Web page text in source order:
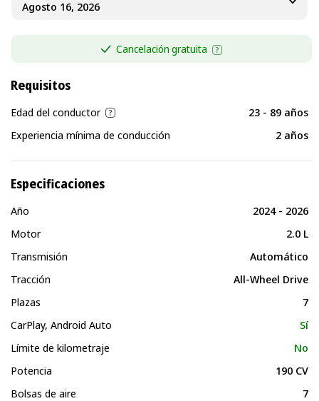
Cancelación gratuita
Requisitos
Edad del conductor
23 - 89 años
Experiencia mínima de conducción
2 años
Especificaciones
Año
2024 - 2026
Motor
2.0 L
Transmisión
Automático
Tracción
All-Wheel Drive
Plazas
7
CarPlay, Android Auto
Sí
Límite de kilometraje
No
Potencia
190 CV
Bolsas de aire
7